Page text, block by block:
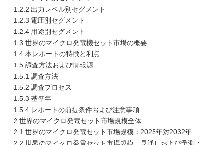
1.2.2 出力レベル別セグメント
1.2.3 電圧別セグメント
1.2.4 用途別セグメント
1.3 世界のマイクロ発電機セット市場の概要
1.4 本レポートの特徴と利点
1.5 調査方法および情報源
1.5.1 調査方法
1.5.2 調査プロセス
1.5.3 基準年
1.5.4 レポートの前提条件および注意事項
2 世界のマイクロ発電セット市場規模全体
2.1 世界のマイクロ発電セット市場規模：2025年対2032年
2.2 世界のマイクロ発電セット市場規模、見通しおよび予測：